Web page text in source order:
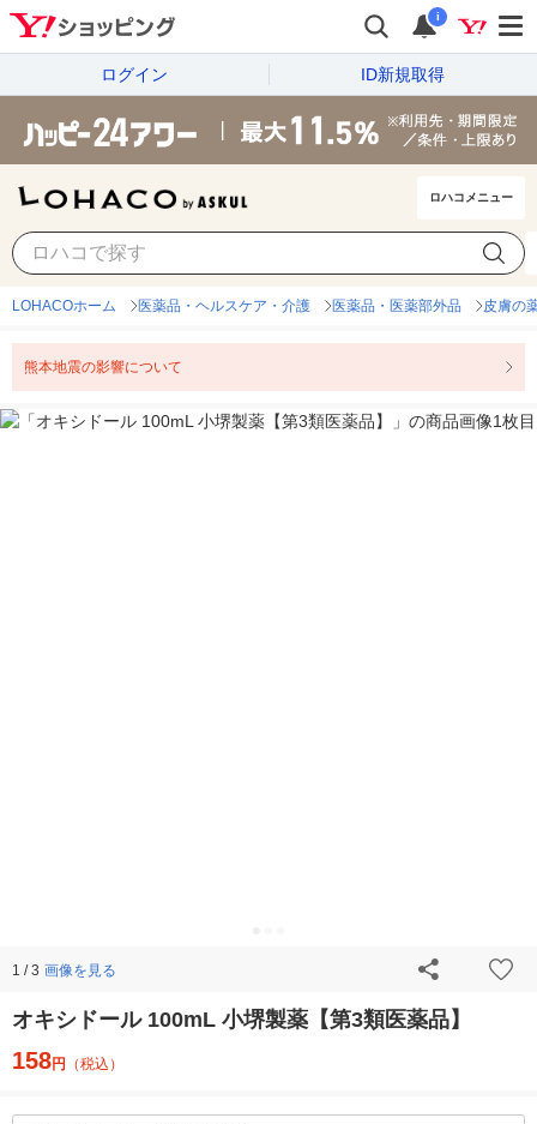
i
ログイン ID新規取得
ロハコメニュー
LOHACOホーム 医薬品・ヘルスケア・介護 医薬品・医薬部外品 皮膚の
熊本地震の影響について
1 / 3 画像を見る
オキシドール 100mL 小堺製薬【第3類医薬品】
158円 （税込）